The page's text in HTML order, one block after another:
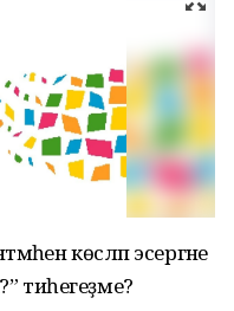
көсләп эсергәне
тиһегеҙме?